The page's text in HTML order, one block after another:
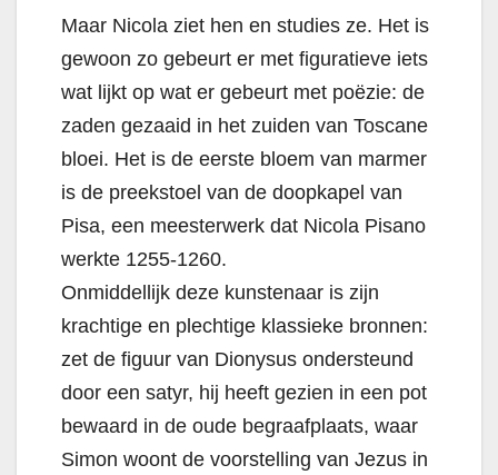
Maar Nicola ziet hen en studies ze. Het is
gewoon zo gebeurt er met figuratieve iets
wat lijkt op wat er gebeurt met poëzie: de
zaden gezaaid in het zuiden van Toscane
bloei. Het is de eerste bloem van marmer
is de preekstoel van de doopkapel van
Pisa, een meesterwerk dat Nicola Pisano
werkte 1255-1260.
Onmiddellijk deze kunstenaar is zijn
krachtige en plechtige klassieke bronnen:
zet de figuur van Dionysus ondersteund
door een satyr, hij heeft gezien in een pot
bewaard in de oude begraafplaats, waar
Simon woont de voorstelling van Jezus in